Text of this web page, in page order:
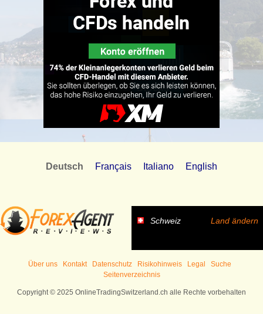
Deutsch Français Italiano English
Schweiz Land ändern
Über uns Kontakt Datenschutz Risikohinweis Legal
Suche
Seitenverzeichnis
Copyright © 2025 OnlineTradingSwitzerland.ch alle Rechte vorbehalten